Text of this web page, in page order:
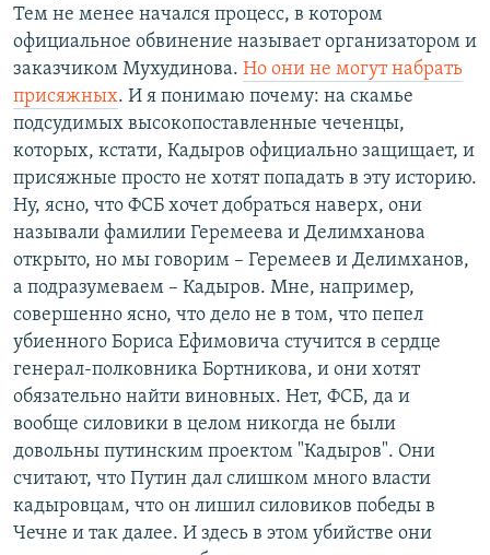
Тем не менее начался процесс, в котором
официальное обвинение называет организатором и
заказчиком Мухудинова. Но они не могут набрать
присяжных. И я понимаю почему: на скамье
подсудимых высокопоставленные чеченцы,
которых, кстати, Кадыров официально защищает, и
присяжные просто не хотят попадать в эту историю.
Ну, ясно, что ФСБ хочет добраться наверх, они
называли фамилии Геремеева и Делимханова
открыто, но мы говорим – Геремеев и Делимханов,
а подразумеваем – Кадыров. Мне, например,
совершенно ясно, что дело не в том, что пепел
убиенного Бориса Ефимовича стучится в сердце
генерал-полковника Бортникова, и они хотят
обязательно найти виновных. Нет, ФСБ, да и
вообще силовики в целом никогда не были
довольны путинским проектом "Кадыров". Они
считают, что Путин дал слишком много власти
кадыровцам, что он лишил силовиков победы в
Чечне и так далее. И здесь в этом убийстве они